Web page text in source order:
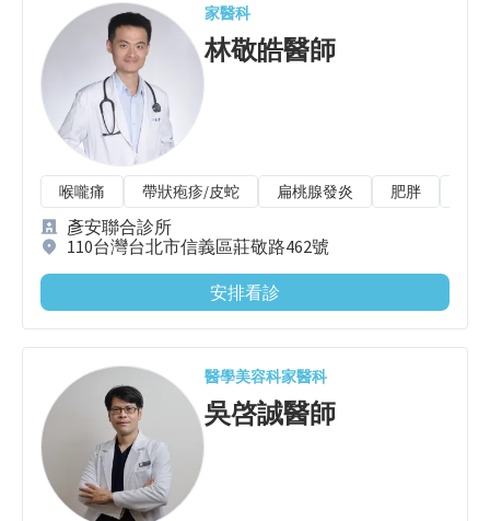
家醫科
林敬皓醫師
喉嚨痛 帶狀疱疹/皮蛇 扁桃腺發炎 肥胖
彥安聯合診所
110台灣台北市信義區莊敬路462號
安排看診
醫學美容科家醫科
吳啓誠醫師